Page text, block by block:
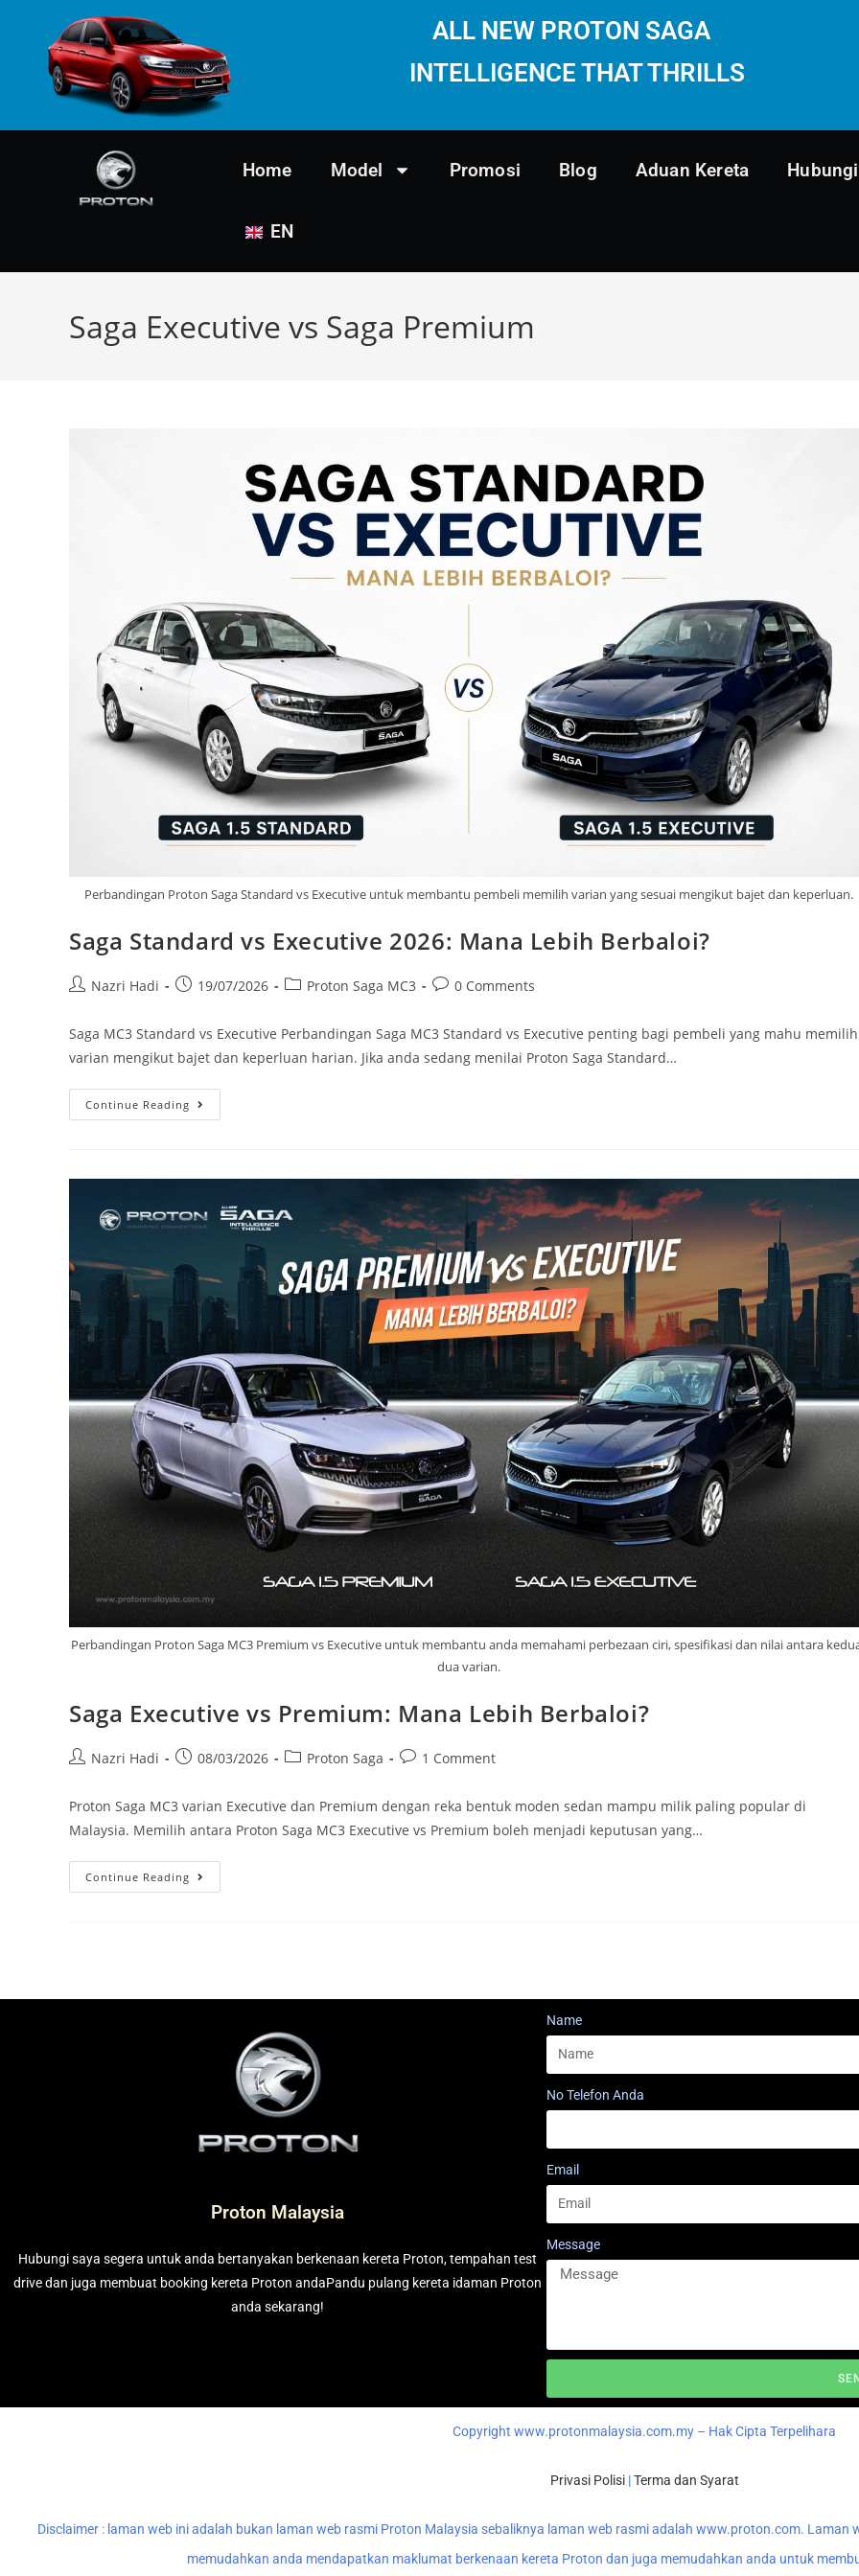
ALL NEW PROTON SAGA
INTELLIGENCE THAT THRILLS
Home Model Promosi Blog Aduan Kereta Hubungi
EN
Saga Executive vs Saga Premium
Perbandingan Proton Saga Standard vs Executive untuk membantu pembeli memilih varian yang sesuai mengikut bajet dan keperluan.
Saga Standard vs Executive 2026: Mana Lebih Berbaloi?
Nazri Hadi 19/07/2026 Proton Saga MC3 0 Comments
Saga MC3 Standard vs Executive Perbandingan Saga MC3 Standard vs Executive penting bagi pembeli yang mahu memilih
varian mengikut bajet dan keperluan harian. Jika anda sedang menilai Proton Saga Standard…
Continue Reading
Perbandingan Proton Saga MC3 Premium vs Executive untuk membantu anda memahami perbezaan ciri, spesifikasi dan nilai antara
dua varian.
Saga Executive vs Premium: Mana Lebih Berbaloi?
Nazri Hadi 08/03/2026 Proton Saga 1 Comment
Proton Saga MC3 varian Executive dan Premium dengan reka bentuk moden sedan mampu milik paling popular di
Malaysia. Memilih antara Proton Saga MC3 Executive vs Premium boleh menjadi keputusan yang…
Continue Reading
Proton Malaysia
Hubungi saya segera untuk anda bertanyakan berkenaan kereta Proton, tempahan test
drive dan juga membuat booking kereta Proton andaPandu pulang kereta idaman Proton
anda sekarang!
Name
No Telefon Anda
Email
Message
Copyright www.protonmalaysia.com.my – Hak Cipta Terpelihara
Privasi Polisi|Terma dan Syarat
Disclaimer : laman web ini adalah bukan laman web rasmi Proton Malaysia sebaliknya laman web rasmi adalah www.proton.com.
memudahkan anda mendapatkan maklumat berkenaan kereta Proton dan juga memudahkan anda untuk